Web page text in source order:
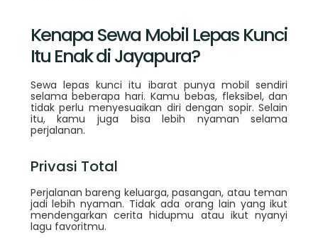
Kenapa Sewa Mobil Lepas Kunci
Itu Enak di Jayapura?
Sewa lepas kunci itu ibarat punya mobil sendiri
selama beberapa hari. Kamu bebas, fleksibel, dan
tidak perlu menyesuaikan diri dengan sopir. Selain
itu, kamu juga bisa lebih nyaman selama
perjalanan.
Privasi Total
Perjalanan bareng keluarga, pasangan, atau teman
jadi lebih nyaman. Tidak ada orang lain yang ikut
mendengarkan cerita hidupmu atau ikut nyanyi
lagu favoritmu.